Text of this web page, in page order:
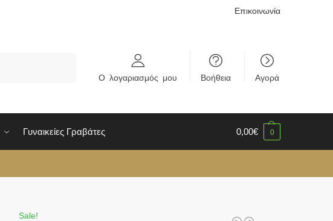
Επικοινωνία
Ο λογαριασμός μου Βοήθεια Αγορά
Γυναικείες Γραβάτες 0,00€ 0
Sale!